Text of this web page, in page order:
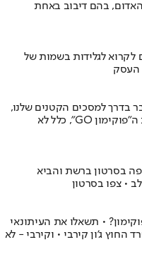
בהם דיבוב באחת
לקרוא לגלידות בשמות של
העסק
בדרך למסכים הקטנים שלנו,
אבל בסוף התברר שהחברה שהשיקה את ה"פוקימון GO", כלל לא
בסרטון ברשת והביא
• צפו בסרטון
• תשאלו את העיתונאי
ג'ון קירבי • וקירבי - לא